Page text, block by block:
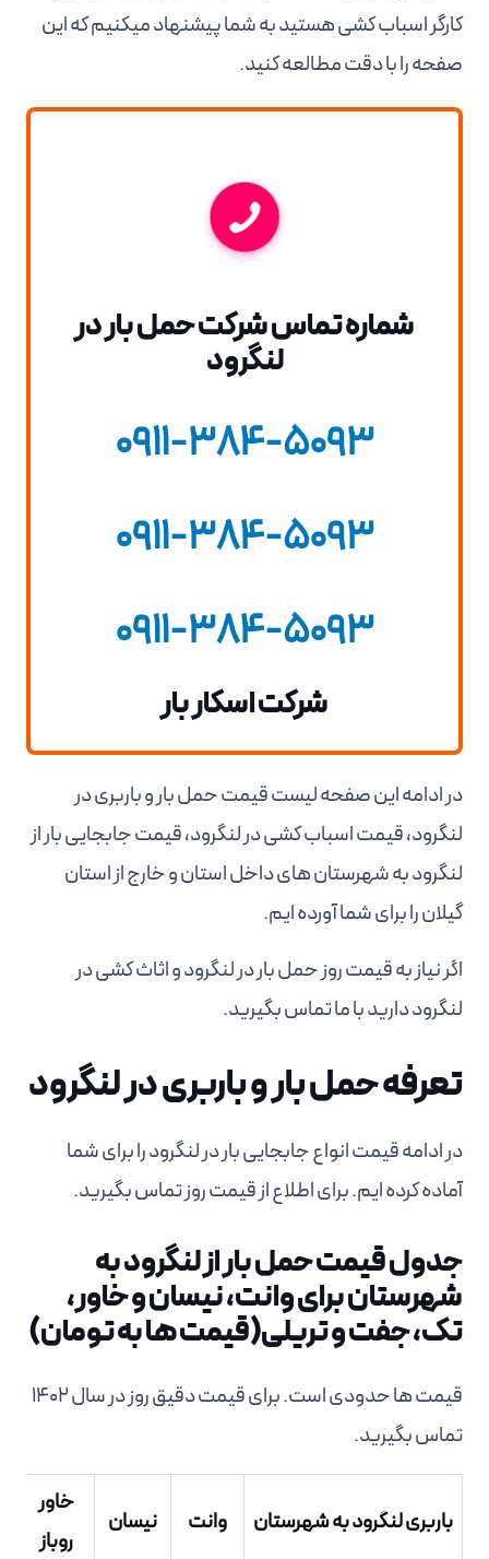
کارگر اسباب کشی هستید به شما پیشنهاد میکنیم که این
صفحه را با دقت مطالعه کنید.
شماره تماس شرکت حمل بار در
لنگرود
0911-384-5093
0911-384-5093
0911-384-5093
شرکت اسکار بار
در ادامه این صفحه لیست قیمت حمل بار و باربری در
لنگرود، قیمت اسباب کشی در لنگرود، قیمت جابجایی بار از
لنگرود به شهرستان های داخل استان و خارج از استان
گیلان را برای شما آورده ایم.
اگر نیاز به قیمت روز حمل بار در لنگرود و اثاث کشی در
لنگرود دارید با ما تماس بگیرید.
تعرفه حمل بار و باربری در لنگرود
در ادامه قیمت انواع جابجایی بار در لنگرود را برای شما
آماده کرده ایم. برای اطلاع از قیمت روز تماس بگیرید.
جدول قیمت حمل بار از لنگرود به
شهرستان برای وانت، نیسان و خاور،
تک، جفت و تریلی(قیمت ها به تومان)
قیمت ها حدودی است. برای قیمت دقیق روز در سال 1402
تماس بگیرید.
باربری لنگرود به شهرستان وانت نیسان
خاور
روباز